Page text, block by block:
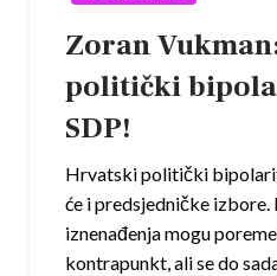
Zoran
politički
SDP!
Hrvatski politički
će i predsjedničke izbore.
iznenađenja mogu
kontrapunkt, ali se do